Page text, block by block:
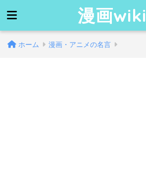
漫画wiki
ホーム 漫画・アニメの名言